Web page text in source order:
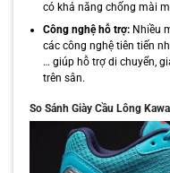
có khả năng chống mài
Công nghệ hỗ trợ:Nhiều
các công nghệ tiên tiến
… giúp hỗ trợ di chuyển,
trên sân.
So Sánh Giày Cầu Lông